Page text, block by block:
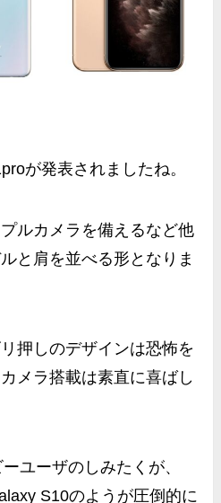
が発表されましたね。
ルカメラを備えるなど他
と肩を並べる形となりま
押しのデザインは恐怖を
メラ搭載は素直に喜ばし
ユーザのしみたくが、
S10のようが圧倒的に